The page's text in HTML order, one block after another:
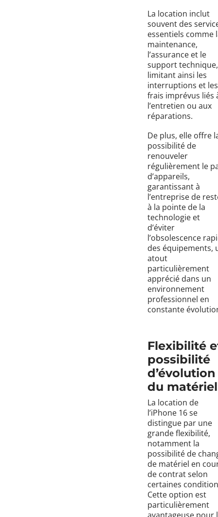
La location inclut
souvent des
essentiels comme
maintenance,
l’assurance et le
support technique,
limitant ainsi les
interruptions et les
frais imprévus liés
l’entretien ou aux
réparations.
De plus, elle offre
possibilité de
renouveler
régulièrement le
d’appareils,
garantissant à
l’entreprise de
à la pointe de la
technologie et
d’éviter
l’obsolescence
des équipements,
atout
particulièrement
apprécié dans un
environnement
professionnel en
constante
Flexibilité
possibilité
d’évolution
du matériel
La location de
l’iPhone 16 se
distingue par une
grande flexibilité,
notamment la
possibilité de
de matériel en
de contrat selon
certaines
Cette option est
particulièrement